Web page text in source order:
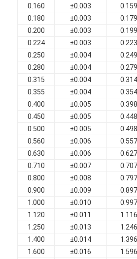
Магнитная проволока
эмалированная плоская
Шелковые проволоки
провод litz
0.160
±0.003 0.159
0.180
±0.003 0.179
0.200
±0.003 0.199
0.224
±0.003 0.223
0.250
±0.004 0.249
0.280
±0.004 0.279
0.315
±0.004 0.314
0.355
±0.004 0.354
0.400
±0.005 0.398
0.450
±0.005 0.448
0.500
±0.005 0.498
0.560
±0.006 0.557
0.630
±0.006 0.627
0.710
±0.007 0.707
0.800
±0.008 0.797
0.900
±0.009 0.897
1.000
±0.010 0.997
1.120
±0.011 1.116
1.250
±0.013 1.246
1.400
±0.014 1.396
1.600
±0.016 1.596